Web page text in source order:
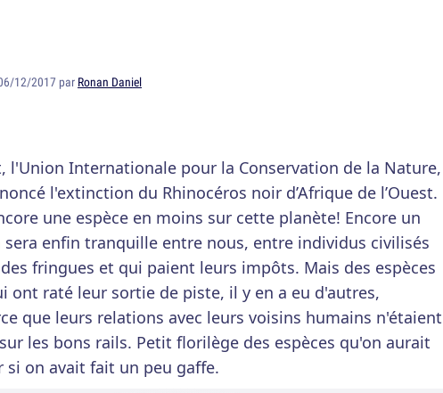
12/2017 par Ronan Daniel
l'Union Internationale pour la Conservation de la Nature,
l'extinction du Rhinocéros noir d’Afrique de l’Ouest.
une espèce en moins sur cette planète! Encore un
enfin tranquille entre nous, entre individus civilisés
fringues et qui paient leurs impôts. Mais des espèces
ont raté leur sortie de piste, il y en a eu d'autres,
que leurs relations avec leurs voisins humains n'étaient
les bons rails. Petit florilège des espèces qu'on aurait
si on avait fait un peu gaffe.